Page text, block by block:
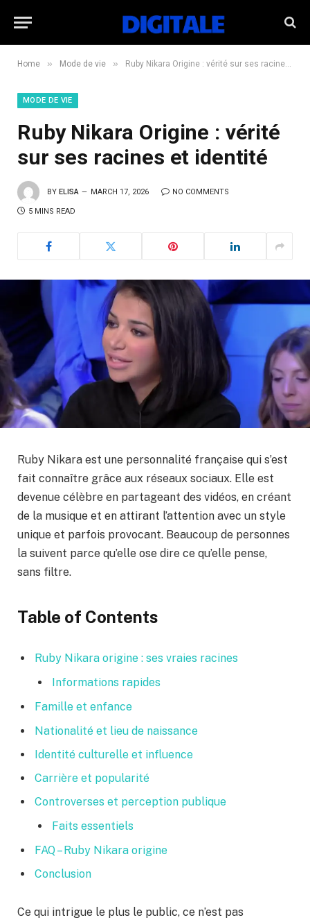
Home » Mode de vie » Ruby Nikara Origine : vérité sur ses racines et identité
MODE DE VIE
Ruby Nikara Origine : vérité
sur ses racines et identité
BY ELISA MARCH 17, 2026 NO COMMENTS
5 MINS READ
Ruby Nikara est une personnalité française qui s’est
fait connaître grâce aux réseaux sociaux. Elle est
devenue célèbre en partageant des vidéos, en créant
de la musique et en attirant l’attention avec un style
unique et parfois provocant. Beaucoup de personnes
la suivent parce qu’elle ose dire ce qu’elle pense,
sans filtre.
Table of Contents
Ruby Nikara origine : ses vraies racines
Informations rapides
Famille et enfance
Nationalité et lieu de naissance
Identité culturelle et influence
Carrière et popularité
Controverses et perception publique
Faits essentiels
FAQ – Ruby Nikara origine
Conclusion
Ce qui intrigue le plus le public, ce n’est pas